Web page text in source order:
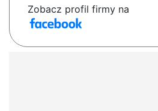
Zobacz profil firmy na